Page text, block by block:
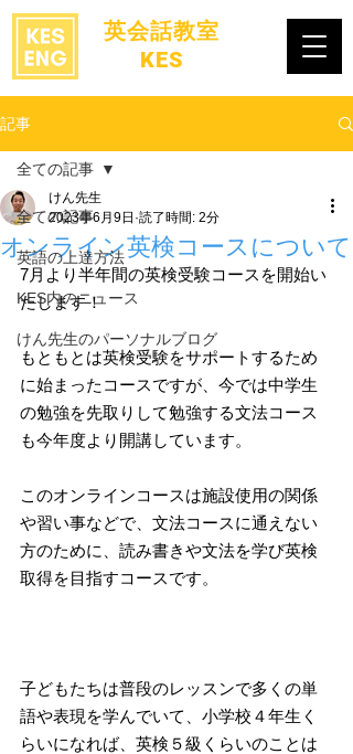
​英会話教室
KES
記事
全ての記事
英語の上達方法
KES内のニュース
けん先生のパーソナルブログ
全ての記事
オンライン英検コースについて
けん先生
2023年6月9日 読了時間: 2分
7月より半年間の英検受験コースを開始い
たします！
もともとは英検受験をサポートするため
に始まったコースですが、今では中学生
の勉強を先取りして勉強する文法コース
も今年度より開講しています。
このオンラインコースは施設使用の関係
や習い事などで、文法コースに通えない
方のために、読み書きや文法を学び英検
取得を目指すコースです。
子どもたちは普段のレッスンで多くの単
語や表現を学んでいて、小学校４年生く
らいになれば、英検５級くらいのことは